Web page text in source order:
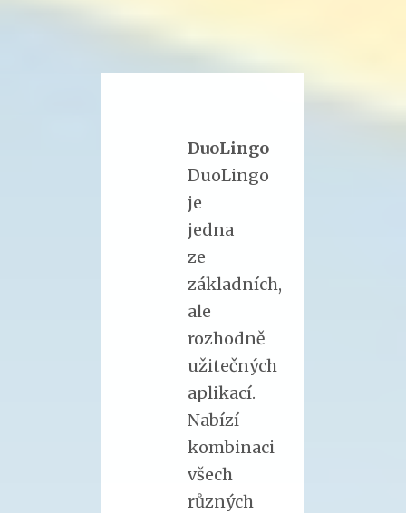
DuoLingo
DuoLingo
je
jedna
ze
základních,
ale
rozhodně
užitečných
aplikací.
Nabízí
kombinaci
všech
různých